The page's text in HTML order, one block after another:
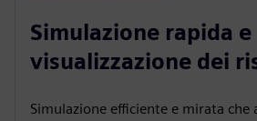
Simulazione rapida e
visualizzazione dei
Simulazione efficiente e mirata che